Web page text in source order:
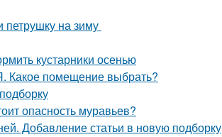
петрушку на зиму
кустарники осенью
Какое помещение выбрать?
опасность муравьев?
Добавление статьи в новую подборку